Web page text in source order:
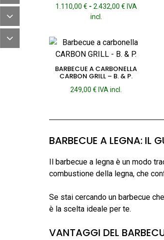
1.110,00 € - 2.432,00 €Fascia
1.110,00 €
a
IVA
incl.
BARBECUE A CARBONELLA
CARBON GRILL – B. & P.
249,00€ IVA incl.
BARBECUE A LEGNA: IL
Il barbecue a legna è un modo
combustione della legna, che
Se stai cercando un barbecue
è la scelta ideale per te.
VANTAGGI DEL